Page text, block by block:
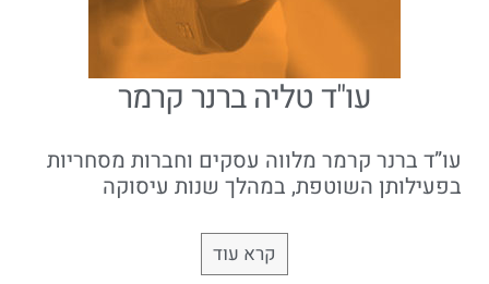
עו"ד טליה ברנר קרמר
עו”ד ברנר קרמר מלווה עסקים וחברות מסחריות
בפעילותן השוטפת, במהלך שנות עיסוקה
קרא עוד